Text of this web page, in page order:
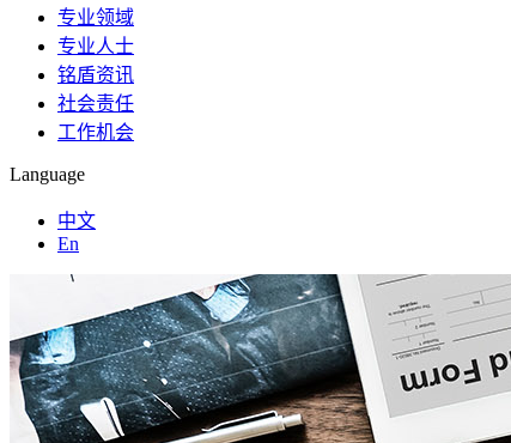
专业领域
专业人士
铭盾资讯
社会责任
工作机会
Language
中文
En